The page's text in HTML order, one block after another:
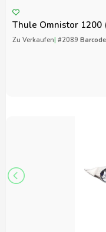
Thule Omnistor 1200
Zu Verkaufen| #2089